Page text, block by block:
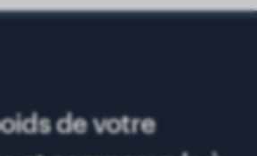
de votre